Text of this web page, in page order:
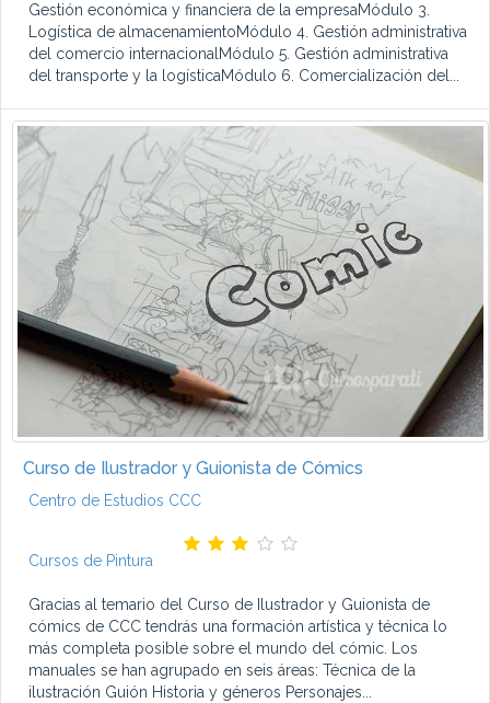
Gestión económica y financiera de la empresaMódulo 3.
Logística de almacenamientoMódulo 4. Gestión administrativa
del comercio internacionalMódulo 5. Gestión administrativa
del transporte y la logísticaMódulo 6. Comercialización del...
Curso de Ilustrador y Guionista de Cómics
Centro de Estudios CCC
Cursos de Pintura
Gracias al temario del Curso de Ilustrador y Guionista de
cómics de CCC tendrás una formación artística y técnica lo
más completa posible sobre el mundo del cómic. Los
manuales se han agrupado en seis áreas: Técnica de la
ilustración Guión Historia y géneros Personajes...